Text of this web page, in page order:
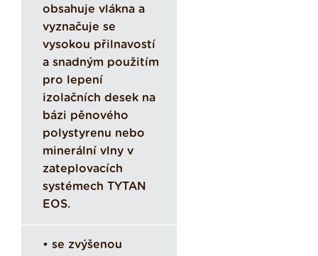
obsahuje vlákna a
vyznačuje se
vysokou přilnavostí
a snadným použitím
pro lepení
izolačních desek na
bázi pěnového
polystyrenu nebo
minerální vlny v
zateplovacích
systémech TYTAN
EOS.
• se zvýšenou